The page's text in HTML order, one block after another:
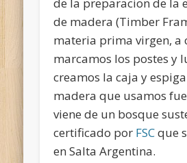
de madera (Timber
materia prima virgen, a
marcamos los postes y
creamos la caja y
madera que usamos
viene de un bosque
certificado por FSCque
en Salta Argentina.